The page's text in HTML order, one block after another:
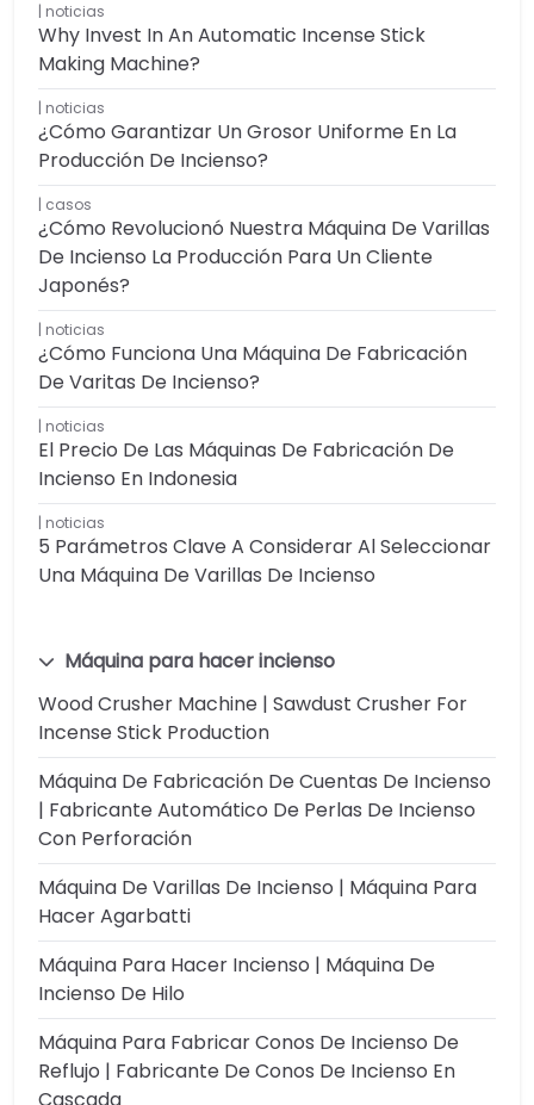
noticias
Why Invest In An Automatic Incense Stick
Making Machine?
noticias
¿Cómo Garantizar Un Grosor Uniforme En La
Producción De Incienso?
casos
¿Cómo Revolucionó Nuestra Máquina De Varillas
De Incienso La Producción Para Un Cliente
Japonés?
noticias
¿Cómo Funciona Una Máquina De Fabricación
De Varitas De Incienso?
noticias
El Precio De Las Máquinas De Fabricación De
Incienso En Indonesia
noticias
5 Parámetros Clave A Considerar Al Seleccionar
Una Máquina De Varillas De Incienso
Máquina para hacer incienso
Wood Crusher Machine | Sawdust Crusher For
Incense Stick Production
Máquina De Fabricación De Cuentas De Incienso
| Fabricante Automático De Perlas De Incienso
Con Perforación
Máquina De Varillas De Incienso | Máquina Para
Hacer Agarbatti
Máquina Para Hacer Incienso | Máquina De
Incienso De Hilo
Máquina Para Fabricar Conos De Incienso De
Reflujo | Fabricante De Conos De Incienso En